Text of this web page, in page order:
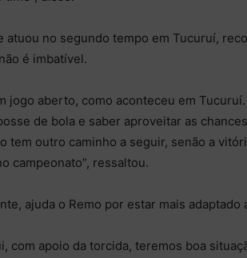
atuou no segundo tempo em Tucuruí,
é imbatível.
jogo aberto, como aconteceu em
de bola e saber aproveitar as
tem outro caminho a seguir, senão a
campeonato”, ressaltou.
ajuda o Remo por estar mais adaptado
com apoio da torcida, teremos boa